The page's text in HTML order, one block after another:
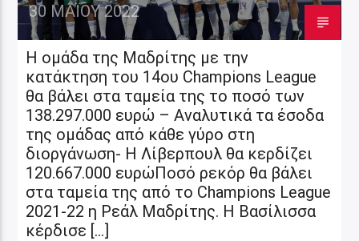
30 ΜΑΪ́ΟΥ 2022
Η ομάδα της Μαδρίτης με την
κατάκτηση του 14ου Champions League
θα βάλει στα ταμεία της το ποσό των
138.297.000 ευρώ – Αναλυτικά τα έσοδα
της ομάδας από κάθε γύρο στη
διοργάνωση- Η Λίβερπουλ θα κερδίζει
120.667.000 ευρώΠοσό ρεκόρ θα βάλει
στα ταμεία της από το Champions League
2021-22 η Ρεάλ Μαδρίτης. Η Βασίλισσα
κέρδισε […]